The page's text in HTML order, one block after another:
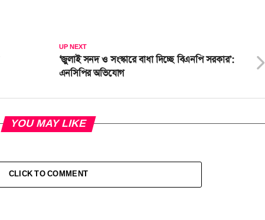
UP NEXT
‘জুলাই সনদ ও সংস্কারে বাধা দিচ্ছে বিএনপি সরকার’:
এনসিপির অভিযোগ
YOU MAY LIKE
CLICK TO COMMENT